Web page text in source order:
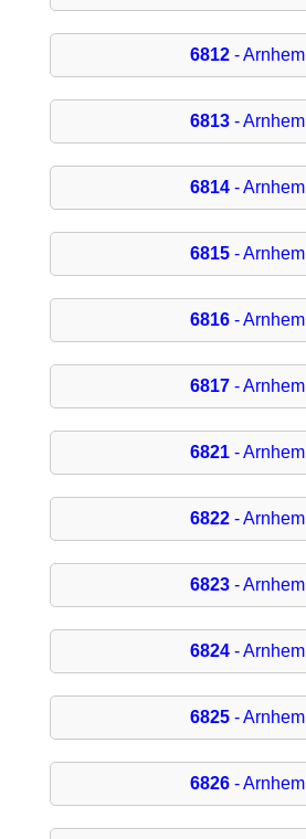
6812- Arnhem
6813- Arnhem
6814- Arnhem
6815- Arnhem
6816- Arnhem
6817- Arnhem
6821- Arnhem
6822- Arnhem
6823- Arnhem
6824- Arnhem
6825- Arnhem
6826- Arnhem